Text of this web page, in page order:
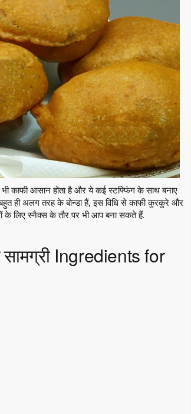
भी काफी आसान होता है और ये कई स्टफ्फिंग के साथ बनाए
ही अलग तरह के बोन्डा हैं, इस विधि से काफी कुरकुरे और
के लिए स्नैक्स के तौर पर भी आप बना सकते हैं.
सामग्री Ingredients for